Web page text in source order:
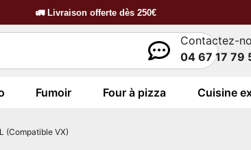
🚛 Livraison offerte dès 250€
Contactez-
04 67 17 79
Fumoir Four à pizza Cuisine
(Compatible VX)